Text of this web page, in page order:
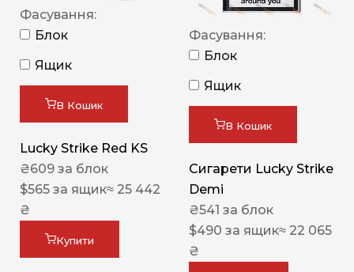
Фасування:
Блок
Ящик
В Кошик
Lucky Strike Red KS
₴609 за блок
$565 за ящик≈ 25 442
₴
Купити
Фасування:
Блок
Ящик
В Кошик
Сигарети Lucky Strike
Demi
₴541 за блок
$490 за ящик≈ 22 065
₴